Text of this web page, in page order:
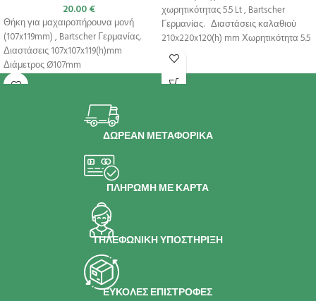
20.00€
Θήκη για μαχαιροπήρουνα μονή
(107x119mm) , Bartscher Γερμανίας.
Διαστάσεις 107x107x119(h)mm
Διάμετρος Ø107mm
χωρητικότητας 5.5 Lt , Bartscher
Γερμανίας. Διαστάσεις καλαθιού
210x220x120(h) mm Χωρητικότητα 5.5
ΔΩΡΕΑΝ ΜΕΤΑΦΟΡΙΚΑ
ΠΛΗΡΩΜΗ ΜΕ ΚΑΡΤΑ
ΤΗΛΕΦΩΝΙΚΗ ΥΠΟΣΤΗΡΙΞΗ
ΕΥΚΟΛΕΣ ΕΠΙΣΤΡΟΦΕΣ